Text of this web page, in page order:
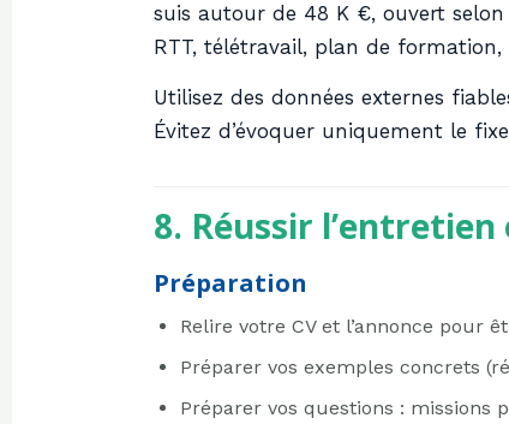
suis autour de 48 K €, ouvert
RTT, télétravail, plan de
Utilisez des données externes
Évitez d’évoquer uniquement le
8. Réussir
Préparation
Relire votre CV et l’annonce pour
Préparer vos exemples concrets
Préparer vos questions : missions